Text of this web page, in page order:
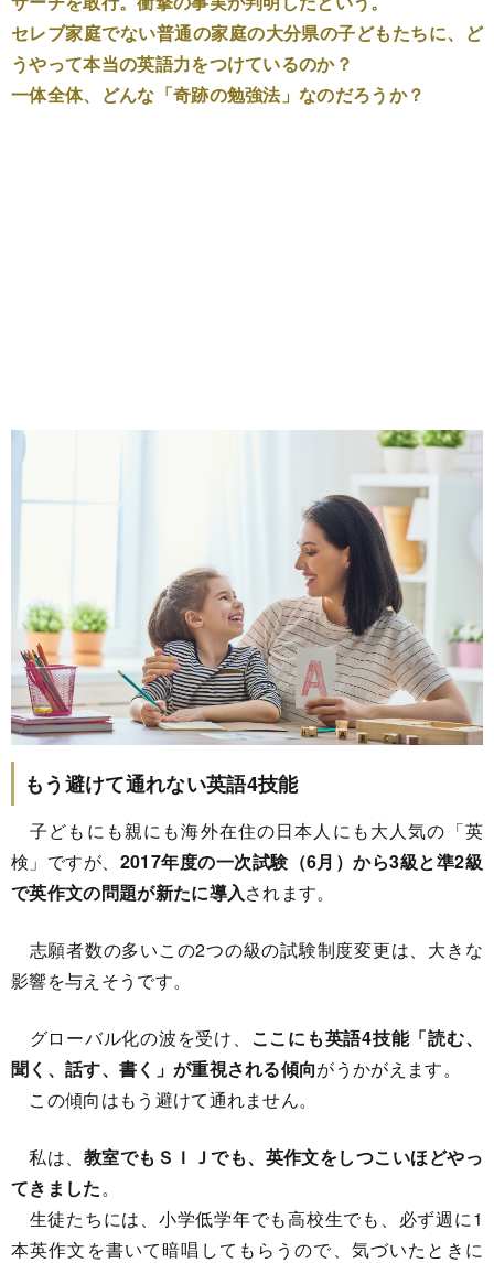
セレブ家庭でない普通の家庭の大分県の子どもたちに、ど
うやって本当の英語力をつけているのか？
一体全体、どんな「奇跡の勉強法」なのだろうか？
もう避けて通れない英語4技能
子どもにも親にも海外在住の日本人にも大人気の「英
検」ですが、 2017年度の一次試験（6月）から3級と準2級
で英作文の問題が新たに導入されます。
志願者数の多いこの2つの級の試験制度変更は、大きな
影響を与えそうです。
グローバル化の波を受け、 ここにも英語4技能「読む、
聞く、話す、書く」が重視される傾向がうかがえます。
この傾向はもう避けて通れません。
私は、 教室でもＳＩＪでも、英作文をしつこいほどやっ
てきました。
生徒たちには、小学低学年でも高校生でも、必ず週に1
本英作文を書いて暗唱してもらうので、気づいたときに